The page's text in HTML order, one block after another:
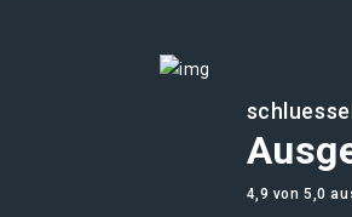
4,9 von 5,0